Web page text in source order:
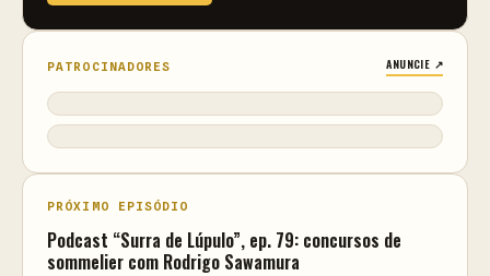
PATROCINADORES ANUNCIE ↗
PRÓXIMO EPISÓDIO
Podcast “Surra de Lúpulo”, ep. 79: concursos de
sommelier com Rodrigo Sawamura